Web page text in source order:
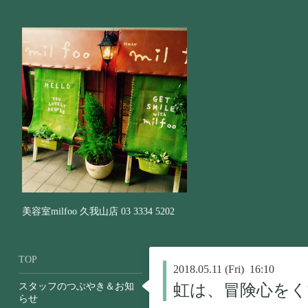
美容室milfoo 久我山店 03 3334 5202
2018.05.11 (Fri) 16:10
虹は、冒険心を
TOP
スタッフのつぶやき＆お知
らせ